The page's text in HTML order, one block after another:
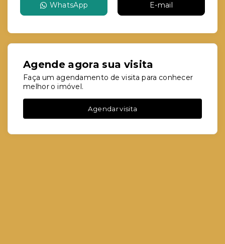
WhatsApp E-mail
Agende agora sua visita
Faça um agendamento de visita para conhecer
melhor o imóvel.
Agendar visita